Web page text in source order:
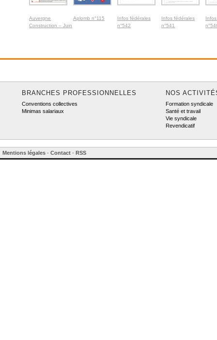
Auvergne
Construction – Juin
Aplomb n°115
Infos fédérales
n°542
Infos fédérales
n°541
BRANCHES PROFESSIONNELLES
Conventions collectives
Minimas salariaux
NOS
Formation syndicale
Santé et travail
Vie syndicale
Revendicatif
Mentions légales - Contact - RSS